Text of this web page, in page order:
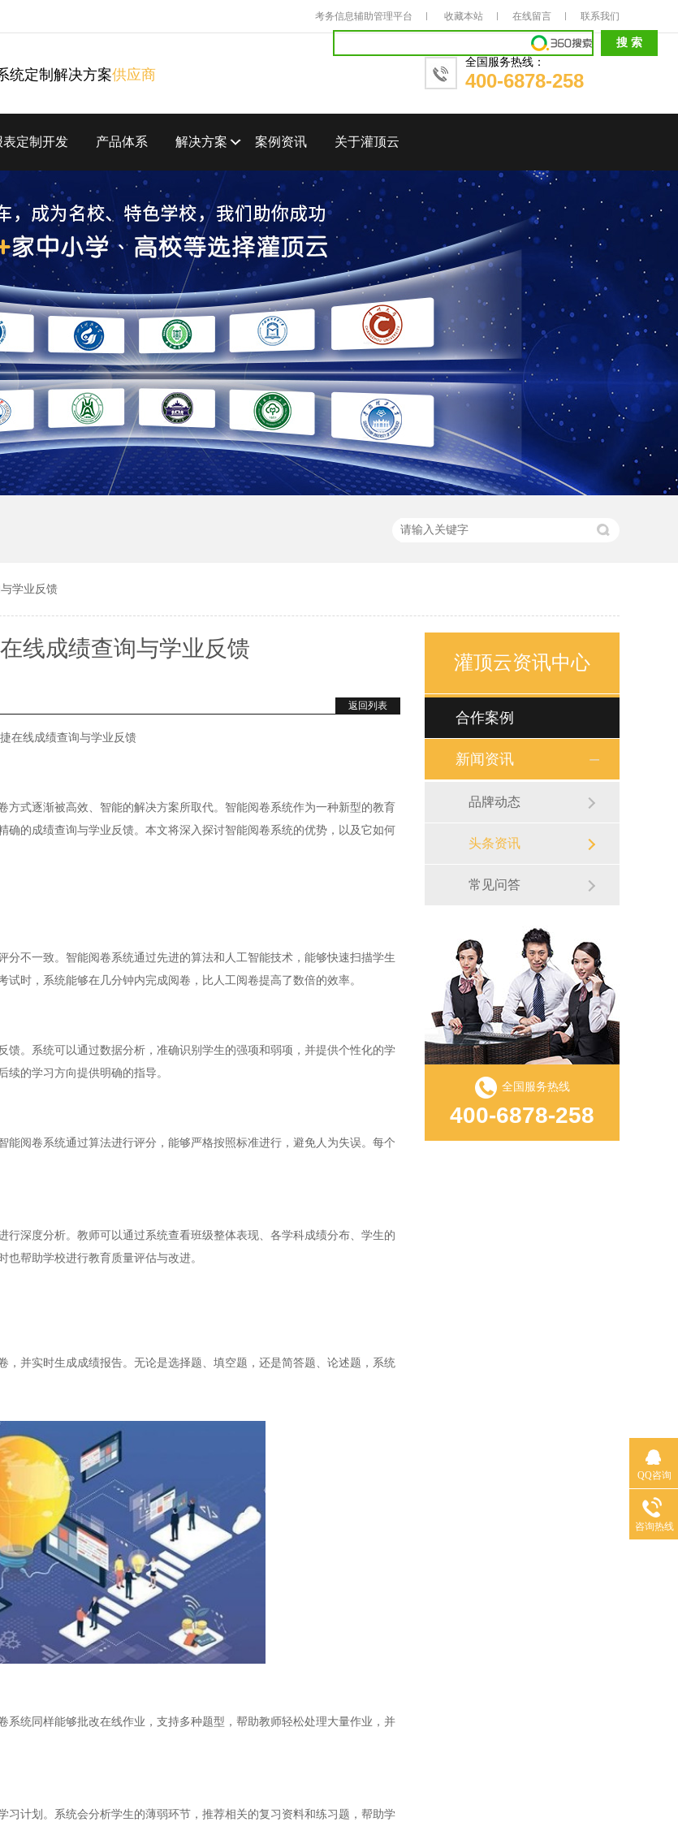
考务信息辅助管理平台 收藏本站 在线留言 联系我们
统定制解决方案供应商
全国服务热线：
400-6878-258
表定制开发 产品体系 解决方案 案例资讯 关于灌顶云
学业反馈
线成绩查询与学业反馈
返回列表
在线成绩查询与学业反馈
式逐渐被高效、智能的解决方案所取代。智能阅卷系统作为一种新型的教育
的成绩查询与学业反馈。本文将深入探讨智能阅卷系统的优势，以及它如何
不一致。智能阅卷系统通过先进的算法和人工智能技术，能够快速扫描学生
时，系统能够在几分钟内完成阅卷，比人工阅卷提高了数倍的效率。
。系统可以通过数据分析，准确识别学生的强项和弱项，并提供个性化的学
的学习方向提供明确的指导。
阅卷系统通过算法进行评分，能够严格按照标准进行，避免人为失误。每个
深度分析。教师可以通过系统查看班级整体表现、各学科成绩分布、学生的
帮助学校进行教育质量评估与改进。
并实时生成成绩报告。无论是选择题、填空题，还是简答题、论述题，系统
统同样能够批改在线作业，支持多种题型，帮助教师轻松处理大量作业，并
计划。系统会分析学生的薄弱环节，推荐相关的复习资料和练习题，帮助学
灌顶云资讯中心
合作案例
新闻资讯
品牌动态
头条资讯
常见问答
全国服务热线
400-6878-258
QQ咨询
咨询热线